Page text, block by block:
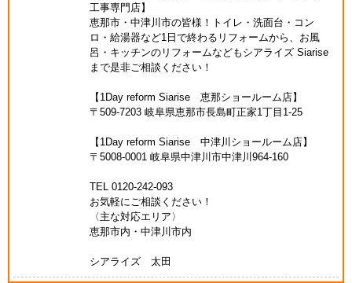
工事専門店】
恵那市・中津川市の皆様！トイレ・洗面台・コン
ロ・給湯器など1日で終わるリフォームから、お風
呂・キッチンのリフォームなどもシアライズ Siarise
まで是非ご相談ください！
【1Day reform Siarise 恵那ショールーム店】
〒509-7203 岐阜県恵那市長島町正家1丁目1-25
【1Day reform Siarise 中津川ショールーム店】
〒5008-0001 岐阜県中津川市中津川964-160
TEL 0120-242-093
お気軽にご相談ください！
〈主な対応エリア〉
恵那市内・中津川市内
シアライズ 太田